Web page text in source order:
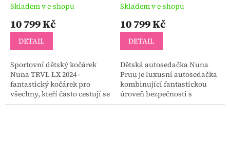
Skladem v e-shopu
10 799 Kč
DETAIL
Sportovní dětský kočárek
Nuna TRVL LX 2024 -
fantastický kočárek pro
všechny, kteří často cestují se
svými ratolestmi.
Skladem v e-shopu
10 799 Kč
DETAIL
Dětská autosedačka Nuna
Pruu je luxusní autosedačka
kombinující fantastickou
úroveň bezpečnosti s
luxusními materiály a